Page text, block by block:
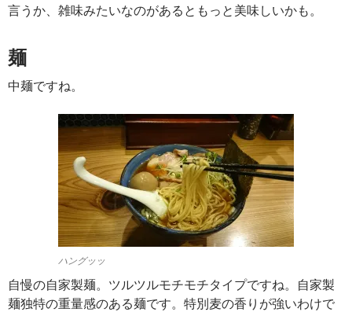
言うか、雑味みたいなのがあるともっと美味しいかも。
麺
中麺ですね。
ハングッッ
自慢の自家製麺。ツルツルモチモチタイプですね。自家製
麺独特の重量感のある麺です。特別麦の香りが強いわけで